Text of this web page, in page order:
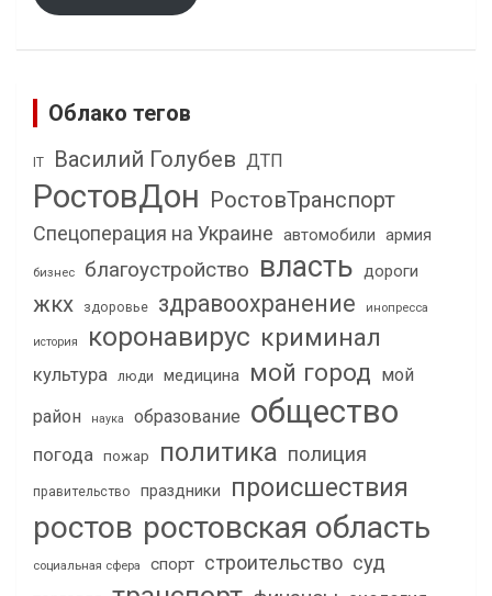
Облако тегов
IT Василий Голубев ДТП
РостовДон РостовТранспорт
Спецоперация на Украине автомобили армия
бизнес благоустройство власть дороги
жкх здоровье здравоохранение инопресса
история коронавирус криминал
культура люди медицина мой город мой
район
наука образование общество
погода пожар политика полиция
правительство праздники происшествия
ростов ростовская область
социальная сфера спорт строительство суд